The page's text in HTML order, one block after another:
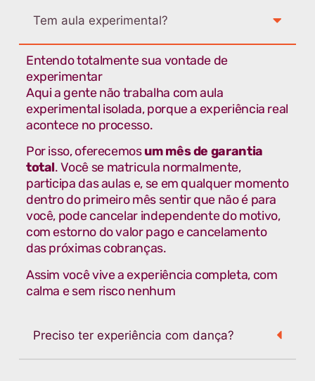
Tem aula experimental?
Entendo totalmente sua vontade de
experimentar
Aqui a gente não trabalha com aula
experimental isolada, porque a experiência real
acontece no processo.
Por isso, oferecemosum mês de garantia
total. Você se matricula normalmente,
participa das aulas e, se em qualquer momento
dentro do primeiro mês sentir que não é para
você, pode cancelar independente do motivo,
com estorno do valor pago e cancelamento
das próximas cobranças.
Assim você vive a experiência completa, com
calma e sem risco nenhum
Preciso ter experiência com dança?